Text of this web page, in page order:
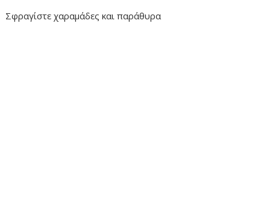
Σφραγίστε χαραμάδες και παράθυρα